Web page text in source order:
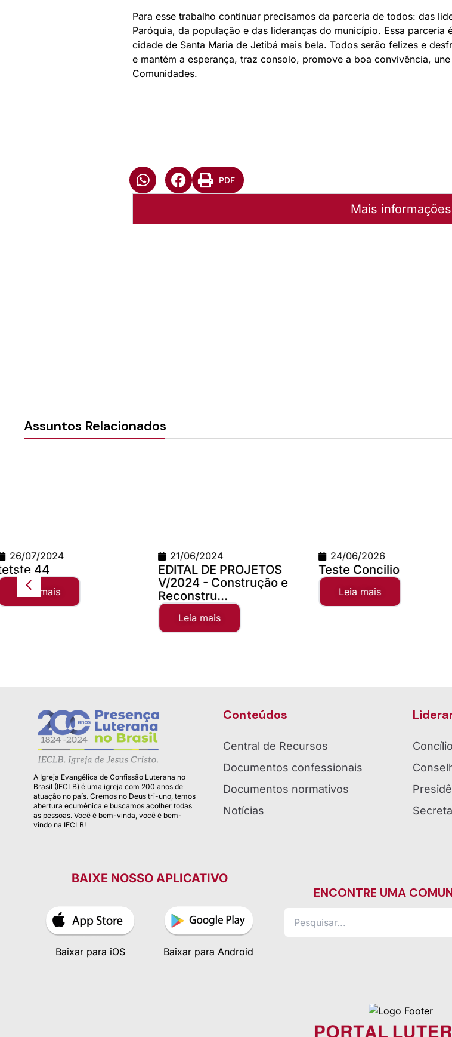
Para esse trabalho continuar precisamos da parceria de todos: das
Paróquia, da população e das lideranças do município. Essa
cidade de Santa Maria de Jetibá mais bela. Todos serão felizes e
e mantém a esperança, traz consolo, promove a boa convivência,
Comunidades.
PDF
Mais informações
Assuntos Relacionados
21/06/2024
EDITAL DE PROJETOS
V/2024 - Construção e
Reconstru...
24/06/2026
Teste Concilio
Leia mais
01/06/2026
A alegria da comunhão
faz qualquer distância
valer...
A Igreja Evangélica de Confissão Luterana no
Brasil (IECLB) é uma igreja com 200 anos de
atuação no país. Cremos no Deus tri-uno, temos
abertura ecumênica e buscamos acolher todas
as pessoas. Você é bem-vinda, você é bem-
vindo na IECLB!
Conteúdos
Central de Recursos
Documentos confessionais
Documentos normativos
Notícias
BAIXE NOSSO APLICATIVO
Baixar para iOS Baixar para Android
ENCONTRE UMA